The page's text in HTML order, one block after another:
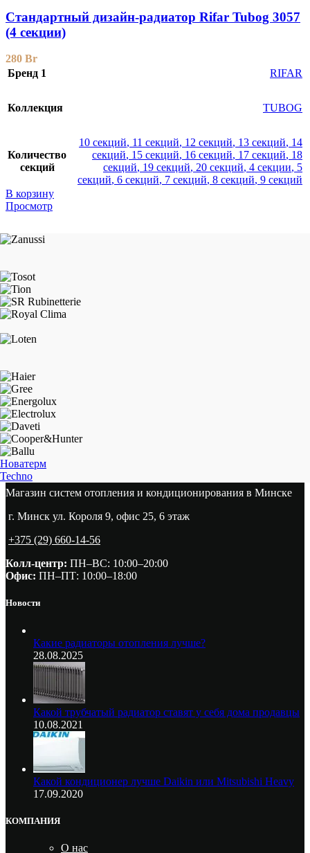
Стандартный дизайн-радиатор Rifar Tubog 3057
(4 секции)
280 Br
Бренд 1
RIFAR
Коллекция TUBOG
Количество
секций
10 секций, 11 секций, 12 секций, 13 секций, 14
секций, 15 секций, 16 секций, 17 секций, 18
секций, 19 секций, 20 секций, 4 секции, 5
секций, 6 секций, 7 секций, 8 секций, 9 секций
В корзину
Просмотр
Новатерм
Techno
Магазин систем отопления и кондиционирования в Минске
г. Минск ул. Короля 9, офис 25, 6 этаж
+375 (29) 660-14-56
Колл-центр: ПН–ВС: 10:00–20:00​
Офис: ПН–ПТ: 10:00–18:00
Новости
Какие радиаторы отопления лучше?
28.08.2025
Какой трубчатый радиатор ставят у себя дома продавцы
10.08.2021
Какой кондиционер лучше Daikin или Mitsubishi Heavy
17.09.2020
КОМПАНИЯ
О нас